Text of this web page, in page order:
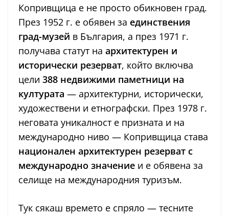
Копривщица е не просто обикновен град.
През 1952 г. е обявен за единствения
град-музей в България, а през 1971 г.
получава статут на архитектурен и
исторически резерват, който включва
цели 388 недвижими паметници на
културата — архитектурни, исторически,
художествени и етнографски. През 1978 г.
неговата уникалност е призната и на
международно ниво — Копривщица става
национален архитектурен резерват с
международно значение и е обявена за
селище на международния туризъм.
Тук сякаш времето е спряло — тесните